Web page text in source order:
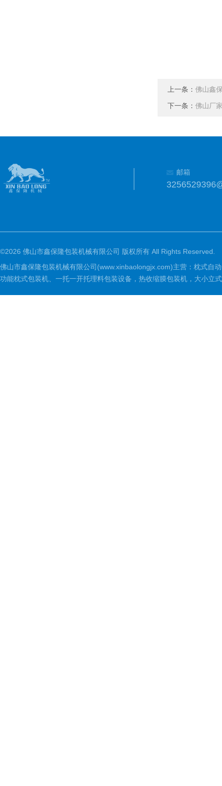
上一条： 佛山鑫
下一条： 佛山厂
邮箱
©2026 佛山市鑫保隆包装机械有限公司 版权所有 All Rights Reserved.
佛山市鑫保隆包装机械有限公司(www.xinbaolongjx.com)主营：枕式自
功能枕式包装机、一托一开托理料包装设备，热收缩膜包装机，大小立